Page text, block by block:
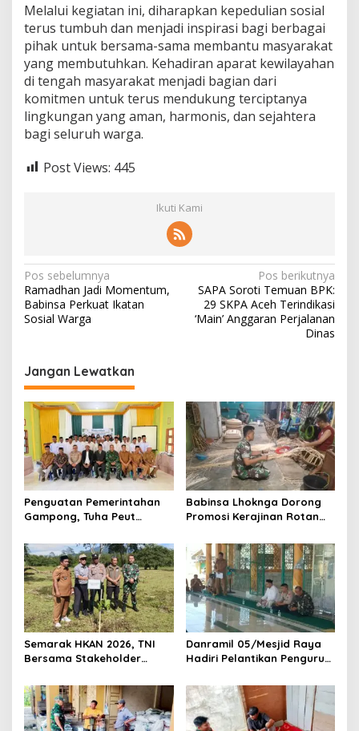
Melalui kegiatan ini, diharapkan kepedulian sosial
terus tumbuh dan menjadi inspirasi bagi berbagai
pihak untuk bersama-sama membantu masyarakat
yang membutuhkan. Kehadiran aparat kewilayahan
di tengah masyarakat menjadi bagian dari
komitmen untuk terus mendukung terciptanya
lingkungan yang aman, harmonis, dan sejahtera
bagi seluruh warga.
Post Views: 445
Ikuti Kami
N
a
v
g
a
s
i
p
o
s
Pos sebelumnya
Ramadhan Jadi Momentum,
Babinsa Perkuat Ikatan
Sosial Warga
Pos berikutnya
SAPA Soroti Temuan BPK:
29 SKPA Aceh Terindikasi
‘Main’ Anggaran Perjalanan
Dinas
Jangan Lewatkan
Penguatan Pemerintahan
Gampong, Tuha Peut
Babinsa Lhoknga Dorong
Promosi Kerajinan Rotan
Tingkatkan Ekonomi Warga
Semarak HKAN 2026, TNI
Bersama Stakeholder
Kelestarian Gajah
Danramil 05/Mesjid Raya
Hadiri Pelantikan Pengurus
Jannah